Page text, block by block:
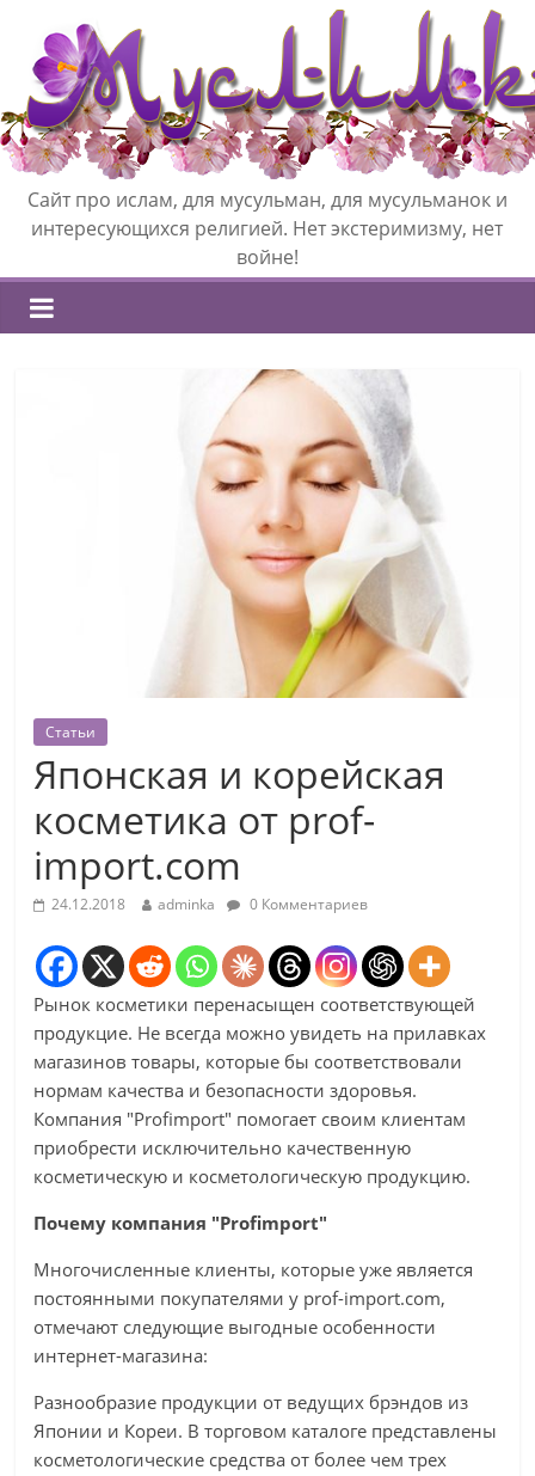
Сайт про ислам, для мусульман, для мусульманок и
интересующихся религией. Нет экстеримизму, нет
войне!
Статьи
Японская и корейская
косметика от prof-
import.com
24.12.2018 adminka 0 Комментариев
Рынок косметики перенасыщен соответствующей
продукцие. Не всегда можно увидеть на прилавках
магазинов товары, которые бы соответствовали
нормам качества и безопасности здоровья.
Компания "Profimport" помогает своим клиентам
приобрести исключительно качественную
косметическую и косметологическую продукцию.
Почему компания "Profimport"
Многочисленные клиенты, которые уже является
постоянными покупателями у prof-import.com,
отмечают следующие выгодные особенности
интернет-магазина:
Разнообразие продукции от ведущих брэндов из
Японии и Кореи. В торговом каталоге представлены
косметологические средства от более чем трех